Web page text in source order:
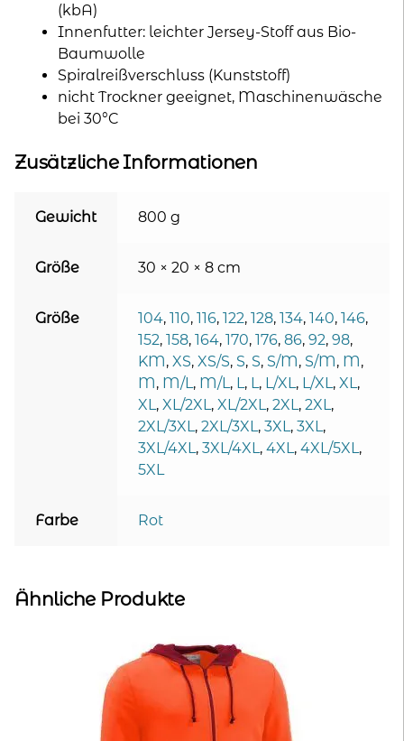
(kbA)
Innenfutter: leichter Jersey-Stoff aus Bio-
Baumwolle
Spiralreißverschluss (Kunststoff)
nicht Trockner geeignet, Maschinenwäsche
bei 30°C
Zusätzliche Informationen
Gewicht 800 g
Größe 30 × 20 × 8 cm
Größe 104, 110, 116, 122, 128, 134, 140, 146,
152, 158, 164, 170, 176, 86, 92, 98,
KM, XS, XS/S, S, S, S/M, S/M, M,
M, M/L, M/L, L, L, L/XL, L/XL, XL,
XL, XL/2XL, XL/2XL, 2XL, 2XL,
2XL/3XL, 2XL/3XL, 3XL, 3XL,
3XL/4XL, 3XL/4XL, 4XL, 4XL/5XL,
5XL
Farbe Rot
Ähnliche Produkte